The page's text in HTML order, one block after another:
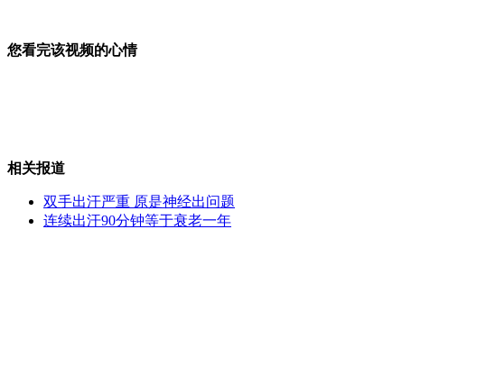
“舌尖上的癌症”图谱引热议
您看完该视频的心情
相关报道
双手出汗严重 原是神经出问题
连续出汗90分钟等于衰老一年